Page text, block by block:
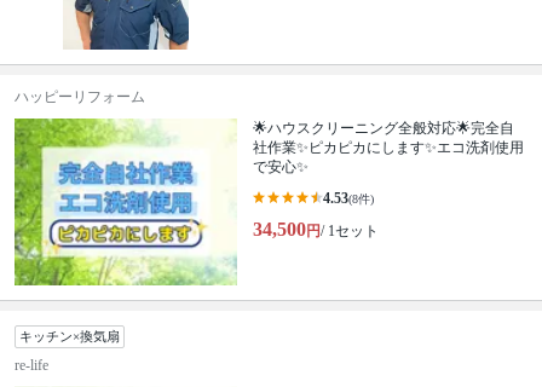
ハッピーリフォーム
🌟ハウスクリーニング全般対応🌟完全自
社作業✨️ピカピカにします✨️エコ洗剤使用
で安心✨
4.53(8件)
34,500円/ 1セット
キッチン×換気扇
re-life